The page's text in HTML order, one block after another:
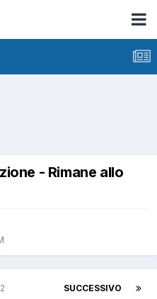
- Rimane allo
SUCCESSIVO